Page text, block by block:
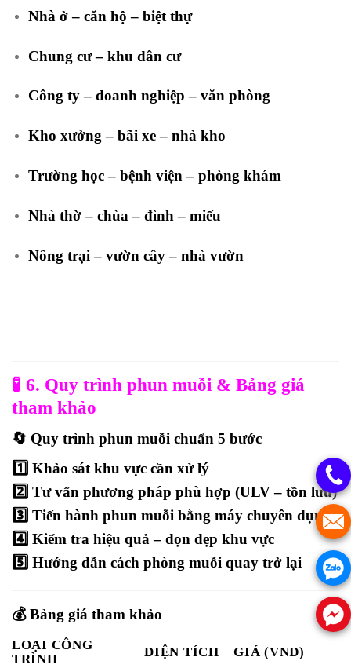
Nhà ở – căn hộ – biệt thự
Chung cư – khu dân cư
Công ty – doanh nghiệp – văn phòng
Kho xưởng – bãi xe – nhà kho
Trường học – bệnh viện – phòng khám
Nhà thờ – chùa – đình – miếu
Nông trại – vườn cây – nhà vườn
🧪 6. Quy trình phun muỗi & Bảng giá
tham khảo
🔄 Quy trình phun muỗi chuẩn 5 bước
1️⃣ Khảo sát khu vực cần xử lý
2️⃣ Tư vấn phương pháp phù hợp (ULV – tồn lưu)
3️⃣ Tiến hành phun muỗi bằng máy chuyên dụng
4️⃣ Kiểm tra hiệu quả – dọn dẹp khu vực
5️⃣ Hướng dẫn cách phòng muỗi quay trở lại
💰Bảng giá tham khảo
LOẠI CÔNG
TRÌNH
DIỆN TÍCH GIÁ (VNĐ)